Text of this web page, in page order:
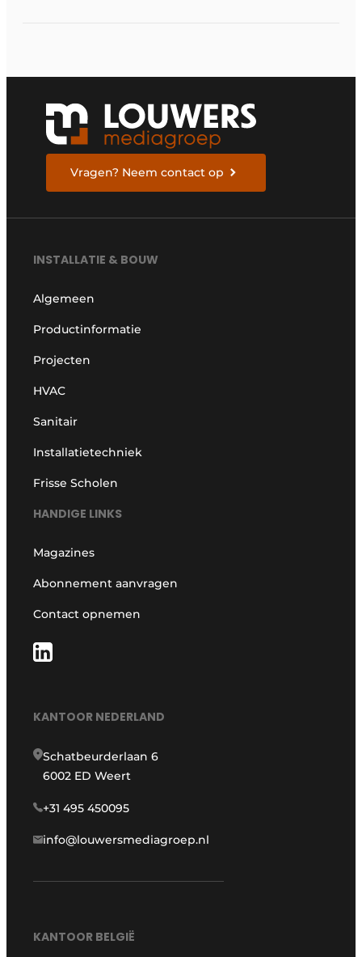
Vragen? Neem contact op
INSTALLATIE & BOUW
Algemeen
Productinformatie
Projecten
HVAC
Sanitair
Installatietechniek
Frisse Scholen
HANDIGE LINKS
Magazines
Abonnement aanvragen
Contact opnemen
KANTOOR NEDERLAND
Schatbeurderlaan 6
6002 ED Weert
+31 495 450095
info@louwersmediagroep.nl
KANTOOR BELGIË